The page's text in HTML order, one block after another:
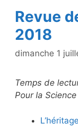
Revue
2018
dimanche 1
Temps de
Pour la Science